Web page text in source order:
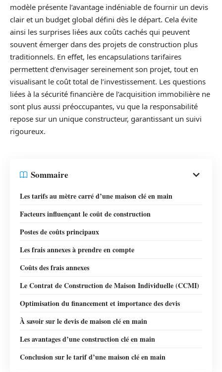
modèle présente l’avantage indéniable de fournir un devis
clair et un budget global défini dès le départ. Cela évite
ainsi les surprises liées aux coûts cachés qui peuvent
souvent émerger dans des projets de construction plus
traditionnels. En effet, les encapsulations tarifaires
permettent d’envisager sereinement son projet, tout en
visualisant le coût total de l’investissement. Les questions
liées à la sécurité financière de l’acquisition immobilière ne
sont plus aussi préoccupantes, vu que la responsabilité
repose sur un unique constructeur, garantissant un suivi
rigoureux.
Sommaire
Les tarifs au mètre carré d’une maison clé en main
Facteurs influençant le coût de construction
Postes de coûts principaux
Les frais annexes à prendre en compte
Coûts des frais annexes
Le Contrat de Construction de Maison Individuelle (CCMI)
Optimisation du financement et importance des devis
À savoir sur le devis de maison clé en main
Les avantages d’une construction clé en main
Conclusion sur le tarif d’une maison clé en main